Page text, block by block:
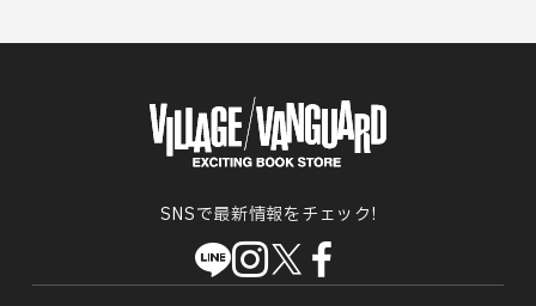
SNSで最新情報をチェック!